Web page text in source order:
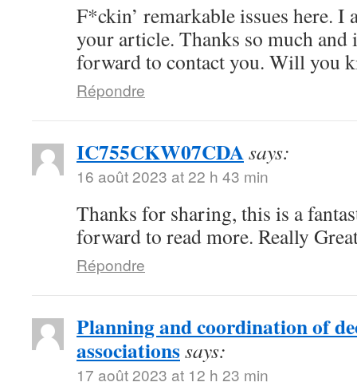
F*ckin’ remarkable issues here. I
your article. Thanks so much and
forward to contact you. Will you
Répondre
IC755CKW07CDAsays:
16 août 2023 at 22 h 43 min
Thanks for sharing, this is a
forward to read more. Really
Répondre
Planning and coordination of
associationssays:
17 août 2023 at 12 h 23 min